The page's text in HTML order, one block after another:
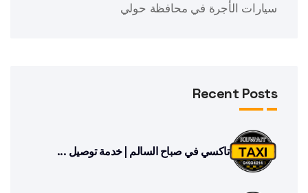
سيارات الأجرة في محافظة حولي
Recent Posts
تاكسي في صباح السالم | خدمة توصيل ...